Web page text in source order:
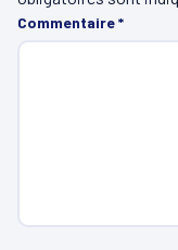
Commentaire*